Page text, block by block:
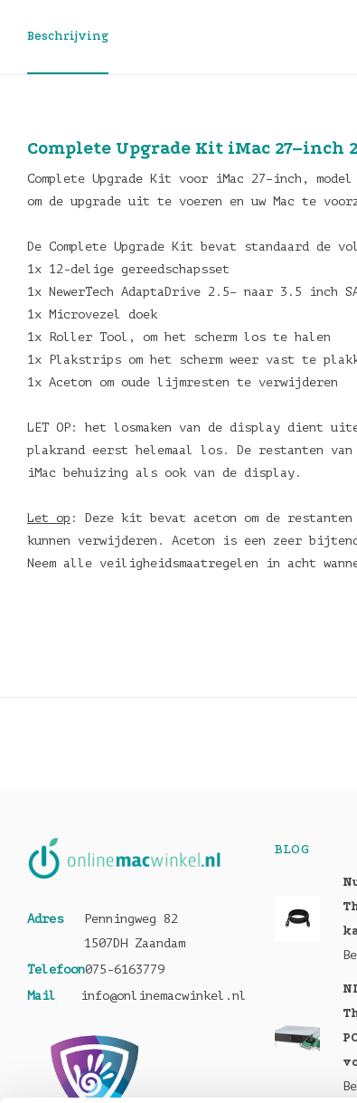
Beschrijving
Complete Upgrade Kit iMac 27–inch
Complete Upgrade Kit voor iMac 27–inch,
om de upgrade uit te voeren en uw Mac te
De Complete Upgrade Kit bevat standaard de
1x 12-delige gereedschapsset
1x NewerTech AdaptaDrive 2.5– naar 3.5 inch
1x Microvezel doek
1x Roller Tool, om het scherm los te halen
1x Plakstrips om het scherm weer vast te
1x Aceton om oude lijmresten te verwijderen
LET OP: het losmaken van de display dient
plakrand eerst helemaal los. De restanten
iMac behuizing als ook van de display.
Let op : Deze kit bevat aceton om de
kunnen verwijderen. Aceton is een zeer
Neem alle veiligheidsmaatregelen in acht
Adres
Penningweg 82
1507DH Zaandam
Telefoon075-6163779
Mail
info@onlinemacwinkel.nl
BLOG